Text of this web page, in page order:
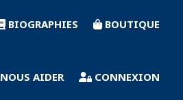
BIOGRAPHIES BOUTIQUE
NOUS AIDER CONNEXION